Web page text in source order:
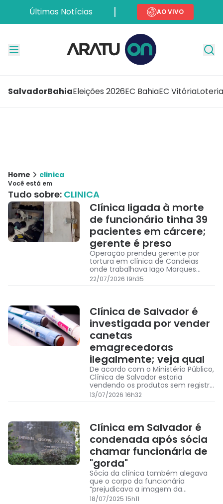
Últimas Notícias AO VIVO
SalvadorBahiaEleições 2026EC BahiaEC Vitória
Home clinica
Você está em
Tudo sobre: CLINICA
Clínica ligada à morte
de funcionário tinha 39
pacientes em cárcere;
gerente é preso
Operação prendeu gerente por
tortura em clínica de Candeias
onde trabalhava Iago Marques
Formiga, encontrado morto e
carbonizado após desaparecer; 39
22/07/2026 19h35
Clínica de Salvador é
investigada por vender
canetas
emagrecedoras
ilegalmente; veja qual
De acordo com o Ministério Público,
Clínica de Salvador estaria
vendendo os produtos sem registro
no órgão de vigilância sanitária
competente, que neste caso seria
13/07/2026 16h32
Clínica em Salvador é
condenada após sócia
chamar funcionária de
"gorda"
Sócia da clínica também alegava
que o corpo da funcionária
“prejudicava a imagem da
empresa"
18/07/2025 15h11